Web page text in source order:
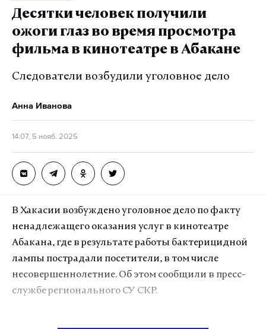
Десятки человек получили
ожоги глаз во время просмотра
фильма в кинотеатре в Абакане
Следователи возбудили уголовное дело
Анна Иванова
14:07, 5 нояб. 2025
В Хакасии возбуждено уголовное дело по факту
ненадлежащего оказания услуг в кинотеатре
Абакана, где в результате работы бактерицидной
лампы пострадали посетители, в том числе
несовершеннолетние. Об этом сообщили в пресс-
службе регионального СУ СКР.